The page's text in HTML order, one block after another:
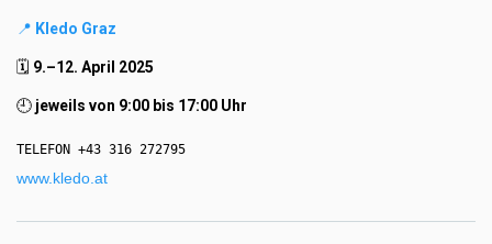
📍 Kledo Graz
🗓️ 9.–12. April 2025
🕘 jeweils von 9:00 bis 17:00 Uhr
TELEFON +43 316 272795
www.kledo.at